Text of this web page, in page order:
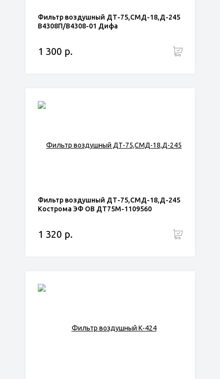
Фильтр воздушный ДТ-75,СМД-18,Д-245
В4308П/В4308-01 Дифа
1 300 р.
Фильтр воздушный ДТ-75,СМД-18,Д-245
Кострома ЭФ ОВ ДТ75М-1109560
1 320 р.